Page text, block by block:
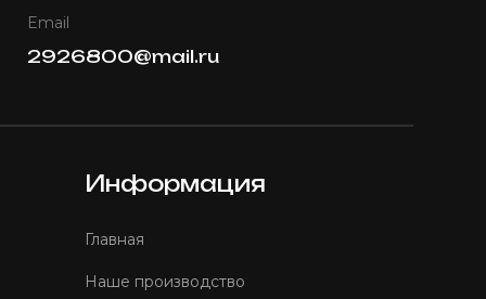
Email
2926800@mail.ru
Информация
Главная
Наше производство